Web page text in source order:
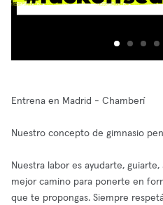
Entrena en Madrid - Chamberí
Nuestro concepto de gimnasio
Nuestra labor es ayudarte,
mejor camino para ponerte en
que te propongas. Siempre